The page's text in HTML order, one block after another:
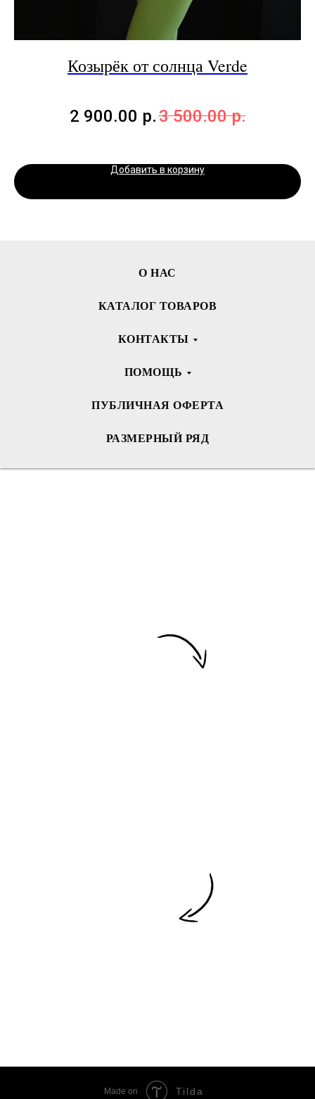
Козырёк от солнца Verde
2 900.00 р.3 500.00 р.
Добавить в корзину
О НАС
КАТАЛОГ ТОВАРОВ
КОНТАКТЫ
ПОМОЩЬ
ПУБЛИЧНАЯ ОФЕРТА
РАЗМЕРНЫЙ РЯД
Made on Tilda